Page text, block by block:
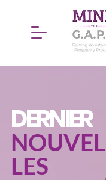
DERNIER
NOUVEL
LES